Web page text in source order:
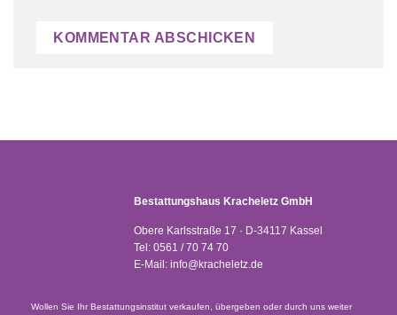
Bestattungshaus Kracheletz GmbH
Obere Karlsstraße 17 · D-34117 Kassel
Tel: 0561 / 70 74 70
E-Mail: info@kracheletz.de
Wollen Sie Ihr Bestattungsinstitut verkaufen, übergeben oder durch uns weiter